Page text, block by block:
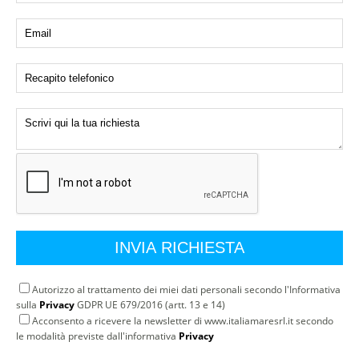
Autorizzo al trattamento dei miei dati personali secondo l'Informativa
sulla PrivacyGDPR UE 679/2016 (artt. 13 e 14)
Acconsento a ricevere la newsletter di www.italiamaresrl.it secondo
le modalità previste dall'informativa Privacy